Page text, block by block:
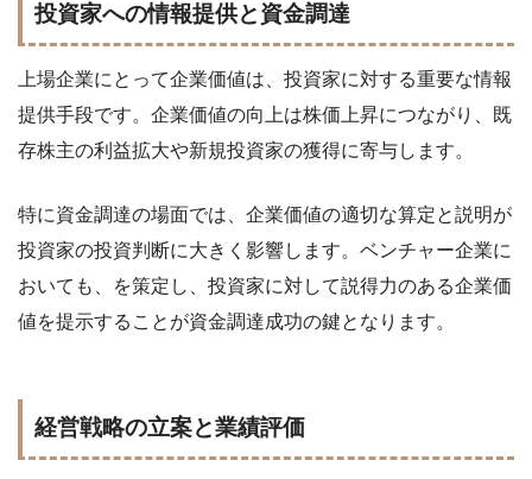
投資家への情報提供と資金調達
上場企業にとって企業価値は、投資家に対する重要な情報
提供手段です。企業価値の向上は株価上昇につながり、既
存株主の利益拡大や新規投資家の獲得に寄与します。
特に資金調達の場面では、企業価値の適切な算定と説明が
投資家の投資判断に大きく影響します。ベンチャー企業に
おいても、
を策定し、投資家に対して説得力のある企業価
値を提示することが資金調達成功の鍵となります。
経営戦略の立案と業績評価